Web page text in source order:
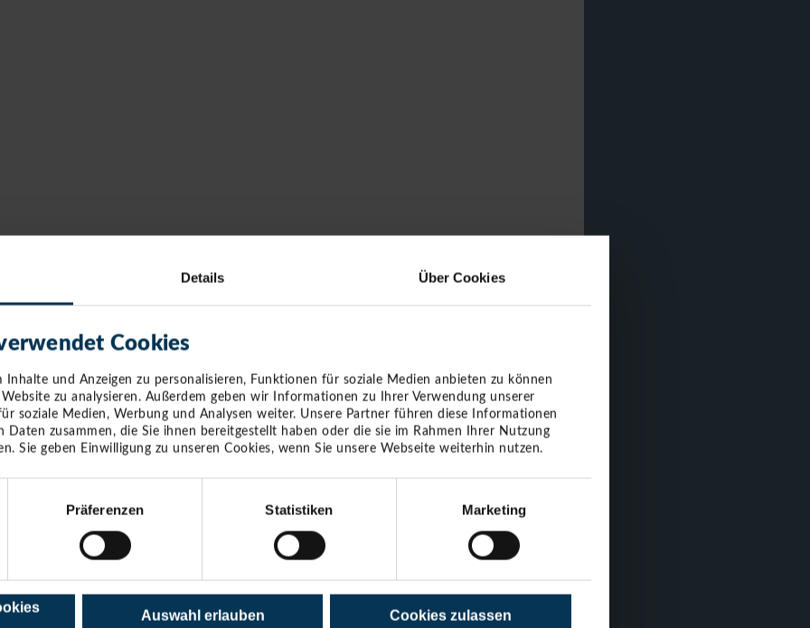
Details Über Cookies
Cookies
Inhalte und Anzeigen zu personalisieren, Funktionen für soziale Medien anbieten zu können
zu analysieren. Außerdem geben wir Informationen zu Ihrer Verwendung unserer
soziale Medien, Werbung und Analysen weiter. Unsere Partner führen diese Informationen
Daten zusammen, die Sie ihnen bereitgestellt haben oder die sie im Rahmen Ihrer Nutzung
Sie geben Einwilligung zu unseren Cookies, wenn Sie unsere Webseite weiterhin nutzen.
Präferenzen Statistiken Marketing
Auswahl erlauben Cookies zulassen